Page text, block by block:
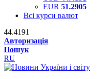
EUR 51.2905
Всі курси валют
44.4191
Авторизація
Пошук
RU